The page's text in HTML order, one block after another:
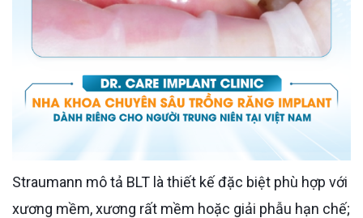
Straumann mô tả BLT là thiết kế đặc biệt phù hợp với
xương mềm, xương rất mềm hoặc giải phẫu hạn chế;